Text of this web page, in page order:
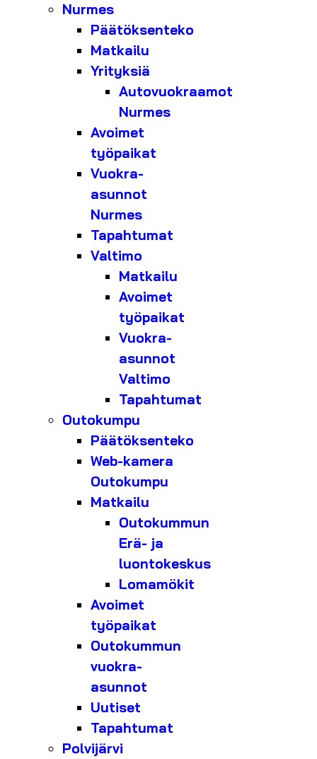
Nurmes
Päätöksenteko
Matkailu
Yrityksiä
Autovuokraamot
Nurmes
Avoimet
työpaikat
Vuokra-
asunnot
Nurmes
Tapahtumat
Valtimo
Matkailu
Avoimet
työpaikat
Vuokra-
asunnot
Valtimo
Tapahtumat
Outokumpu
Päätöksenteko
Web-kamera
Outokumpu
Matkailu
Outokummun
Erä- ja
luontokeskus
Lomamökit
Avoimet
työpaikat
Outokummun
vuokra-
asunnot
Uutiset
Tapahtumat
Polvijärvi